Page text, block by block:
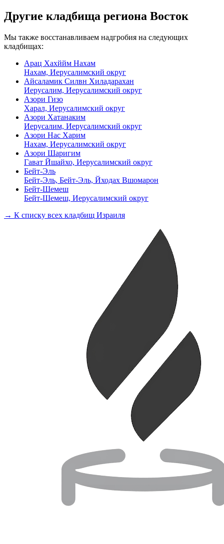
Другие кладбища региона Восток
Мы также восстанавливаем надгробия на следующих
кладбищах:
Арац Хахййм Нахам
Нахам, Иерусалимский округ
Айсаламик Силвн Хиладарахан
Иерусалим, Иерусалимский округ
Азори Гизо
Харал, Иерусалимский округ
Азори Хатанаким
Иерусалим, Иерусалимский округ
Азори Нас Харим
Нахам, Иерусалимский округ
Азори Шаригим
Гават Йшайхо, Иерусалимский округ
Бейт-Эль
Бейт-Эль, Бейт-Эль, Йходах Вшомарон
Бейт-Шемеш
Бейт-Шемеш, Иерусалимский округ
→ К списку всех кладбищ Израиля